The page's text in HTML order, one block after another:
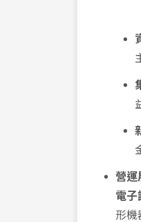
營運
電子
形機